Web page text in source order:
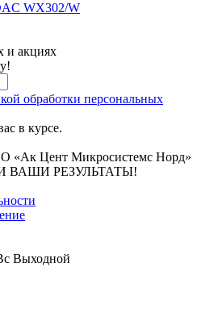
WX302/W
и акциях
обработки персональных
в курсе.
«Ак Цент Микросистемс Норд»
РЕЗУЛЬТАТЫ!
Выходной